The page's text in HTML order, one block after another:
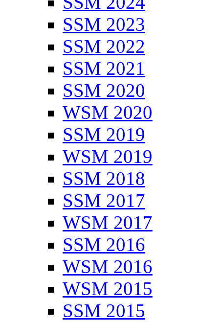
SSM 2023
SSM 2022
SSM 2021
SSM 2020
WSM 2020
SSM 2019
WSM 2019
SSM 2018
SSM 2017
WSM 2017
SSM 2016
WSM 2016
WSM 2015
SSM 2015